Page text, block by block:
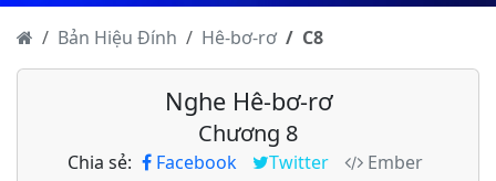
Bản Hiệu Đính Hê-bơ-rơ C8
Nghe Hê-bơ-rơ
Chương 8
Chia sẻ: Facebook Twitter
Ember
Hê-bơ-rơ - Chương 2
Hê-bơ-rơ - Chương 3
Hê-bơ-rơ - Chương 4
Hê-bơ-rơ - Chương 5